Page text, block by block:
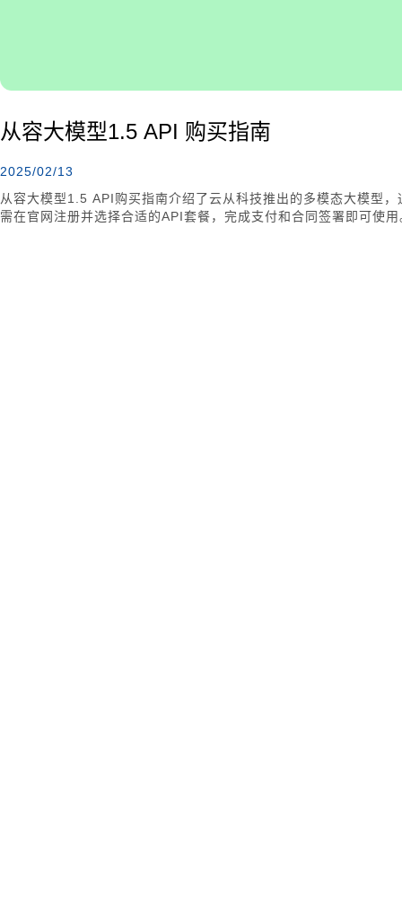
从容大模型1.5 API 购买指南
2025/02/13
从容大模型1.5 API购买指南介绍了云从科技推出的多模态大模型
需在官网注册并选择合适的API套餐，完成支付和合同签署即可使